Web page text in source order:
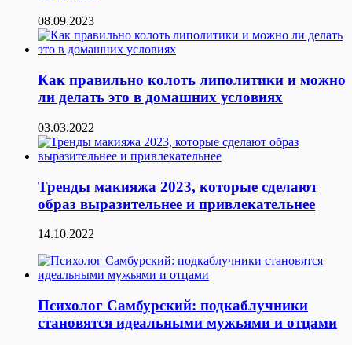
08.09.2023
Как правильно колоть липолитики и можно
ли делать это в домашних условиях
03.03.2022
Тренды макияжа 2023, которые сделают
образ выразительнее и привлекательнее
14.10.2022
Психолог Самбурский: подкаблучники
становятся идеальными мужьями и отцами